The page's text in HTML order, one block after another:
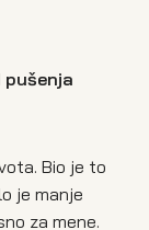
pušenja
Bio je to
je manje
za mene.